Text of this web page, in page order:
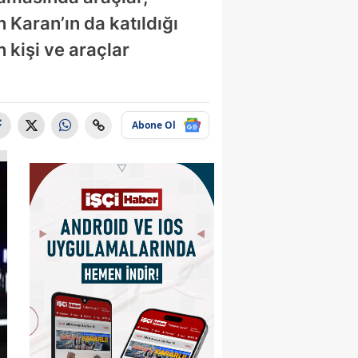
da katıldığı
kişi ve araçlar
Abone Ol